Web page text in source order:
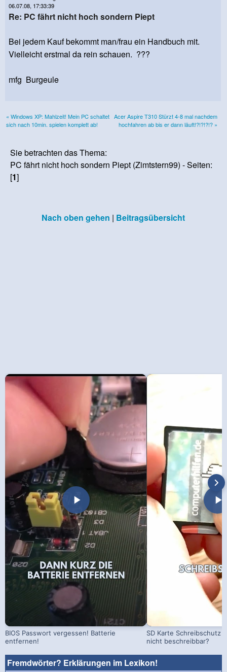
06.07.08, 17:33:39
Re: PC fährt nicht hoch sondern Piept
Bei jedem Kauf bekommt man/frau ein Handbuch mit.
Vielleicht erstmal da rein schauen. ???
mfg Burgeule
« Windows XP: Mahlzeit! Mein PC schaltet
sich nach 10min. spielen komplett ab!
Acer Aspire T310 Stürzt 4-8 mal nachdem
hochfahren ab bis er dann läuft!?!?!?!? »
Sie betrachten das Thema:
PC fährt nicht hoch sondern Piept (Zimtstern99) - Seiten:
[1]
Nach oben gehen | Beitragsübersicht
BIOS Passwort vergessen! Batterie
entfernen!
SD Karte Schreibschutz
nicht beschreibbar?
Fremdwörter? Erklärungen im Lexikon!